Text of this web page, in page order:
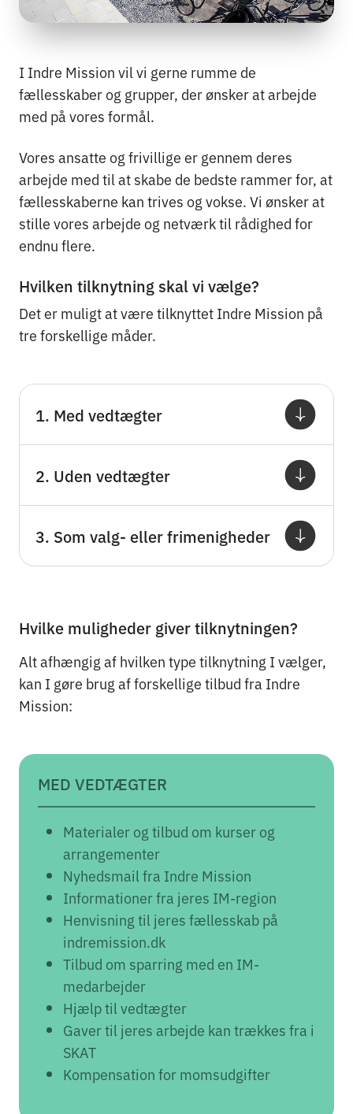
I Indre Mission vil vi gerne rumme de
fællesskaber og grupper, der ønsker at arbejde
med på vores formål.
Vores ansatte og frivillige er gennem deres
arbejde med til at skabe de bedste rammer for, at
fællesskaberne kan trives og vokse. Vi ønsker at
stille vores arbejde og netværk til rådighed for
endnu flere.
Hvilken tilknytning skal vi vælge?
Det er muligt at være tilknyttet Indre Mission på
tre forskellige måder.
1. Med vedtægter
2. Uden vedtægter
3. Som valg- eller frimenigheder
Hvilke muligheder giver tilknytningen?
Alt afhængig af hvilken type tilknytning I vælger,
kan I gøre brug af forskellige tilbud fra Indre
Mission:
MED VEDTÆGTER
Materialer og tilbud om kurser og
arrangementer
Nyhedsmail fra Indre Mission
Informationer fra jeres IM-region
Henvisning til jeres fællesskab på
indremission.dk
Tilbud om sparring med en IM-
medarbejder
Hjælp til vedtægter
Gaver til jeres arbejde kan trækkes fra i
SKAT
Kompensation for momsudgifter